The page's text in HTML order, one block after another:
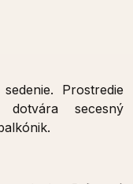
Prostredie
dotvára secesný